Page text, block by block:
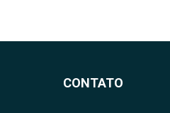
CONTATO